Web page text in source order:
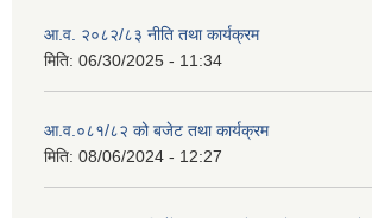
आ.व. २०८२/८३ नीति तथा कार्यक्रम
मिति: 06/30/2025 - 11:34
आ.व.०८१/८२ को बजेट तथा कार्यक्रम
मिति: 08/06/2024 - 12:27